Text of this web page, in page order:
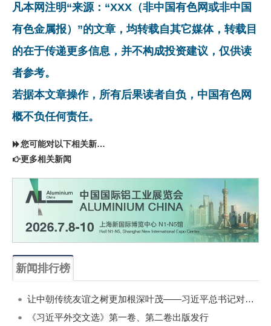
凡本网注明“来源：“XXX（非中国有色网或非中国
有色金属报）”的文章，均转载自其它媒体，转载目
的在于传递更多信息，并不构成投资建议，仅供读
者参考。
若据本文章操作，所有后果读者自负，中国有色网
概不负任何责任。
您可能对以下相关新闻同样感兴趣
更多相关新闻
新闻排行榜
让中朝传统友谊之树更加根深叶茂——习近平总书记对朝鲜进行国事访问纪实
《习近平外交文选》第一卷、第二卷出版发行